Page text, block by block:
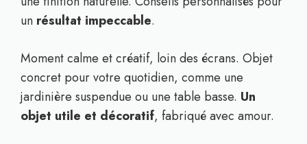
un résultat impeccable.
Moment calme et créatif, loin des écrans. Objet
concret pour votre quotidien, comme une
jardinière suspendue ou une table basse. Un
objet utile et décoratif, fabriqué avec amour.